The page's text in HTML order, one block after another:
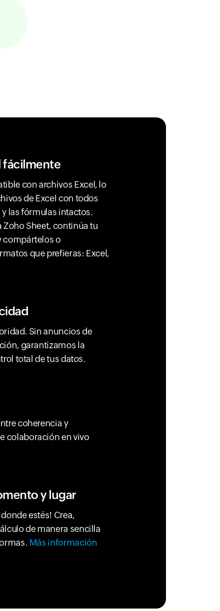
fácilmente
con archivos Excel, lo
de Excel con todos
las fórmulas intactos.
Zoho Sheet, continúa tu
compártelos o
que prefieras: Excel,
Sin anuncios de
garantizamos la
total de tus datos.
coherencia y
colaboración en vivo
y lugar
estés! Crea,
de manera sencilla
Más información